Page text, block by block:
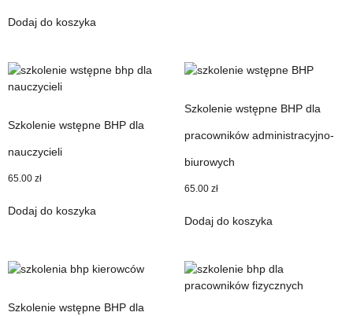
Dodaj do koszyka
Szkolenie wstępne BHP dla
nauczycieli
65.00 zł
Dodaj do koszyka
Szkolenie wstępne BHP dla
pracowników administracyjno-
biurowych
65.00 zł
Dodaj do koszyka
Szkolenie wstępne BHP dla